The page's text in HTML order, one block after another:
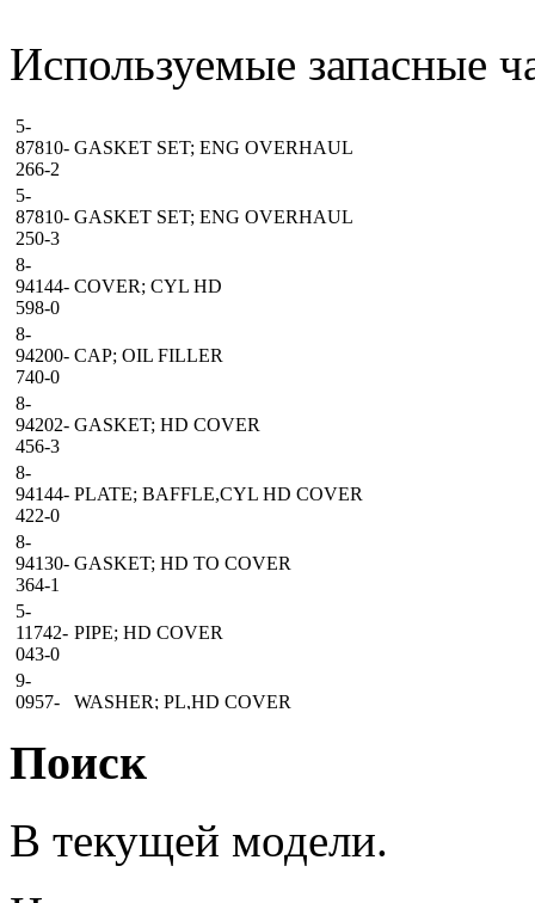
Используемые запасные
5-
87810-
266-2
GASKET SET; ENG OVERHAUL
5-
87810-
250-3
GASKET SET; ENG OVERHAUL
8-
94144-
598-0
COVER; CYL HD
8-
94200-
740-0
CAP; OIL FILLER
8-
94202-
456-3
GASKET; HD COVER
8-
94144-
422-0
PLATE; BAFFLE,CYL HD COVER
8-
94130-
364-1
GASKET; HD TO COVER
5-
11742-
043-0
PIPE; HD COVER
9-
0957-
WASHER; PL,HD COVER
8-
94202- NUT; CAP,HD COVER
09604-
016-0
PLUG; CYL HD COVER
Поиск
В текущей модели.